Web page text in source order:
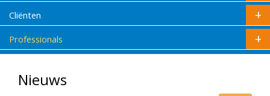
Cliënten
Professionals
Nieuws